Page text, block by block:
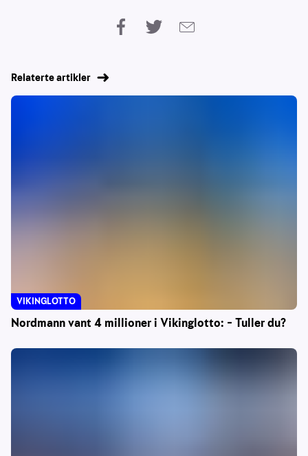
Relaterte artikler
Nordmann vant 4 millioner i Vikinglotto: – Tuller du?
VIKINGLOTTO